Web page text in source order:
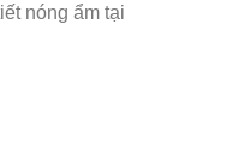
nóng ẩm tại